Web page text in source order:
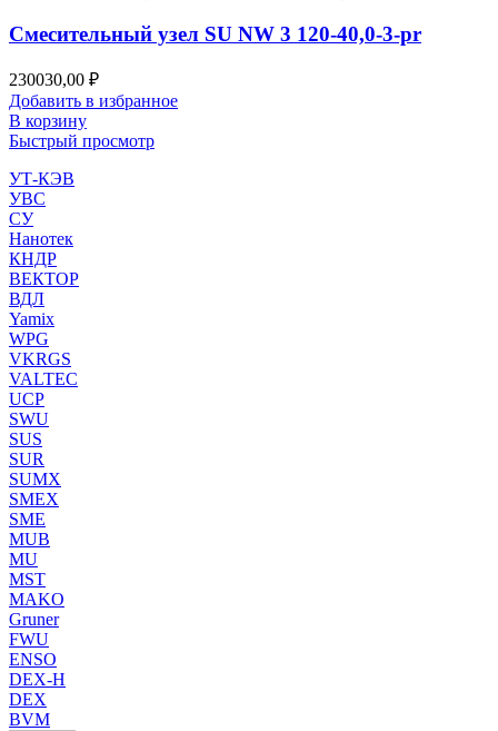
Смесительный узел SU NW 3 120-40,0-3-pr
230030,00 ₽
Добавить в избранное
В корзину
Быстрый просмотр
УТ-КЭВ
УВС
СУ
Нанотек
КНДР
ВЕКТОР
ВДЛ
Yamix
WPG
VKRGS
VALTEC
UCP
SWU
SUS
SUR
SUMX
SMEX
SME
MUB
MU
MST
MAKO
Gruner
FWU
ENSO
DEX-H
DEX
BVM